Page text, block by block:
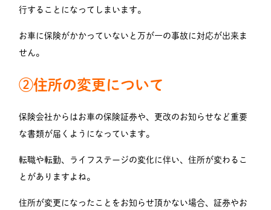
行することになってしまいます。
お車に保険がかかっていないと万が一の事故に対応が出来ま
せん。
②住所の変更について
保険会社からはお車の保険証券や、更改のお知らせなど重要
な書類が届くようになっています。
転職や転勤、ライフステージの変化に伴い、住所が変わるこ
とがありますよね。
住所が変更になったことをお知らせ頂かない場合、証券やお